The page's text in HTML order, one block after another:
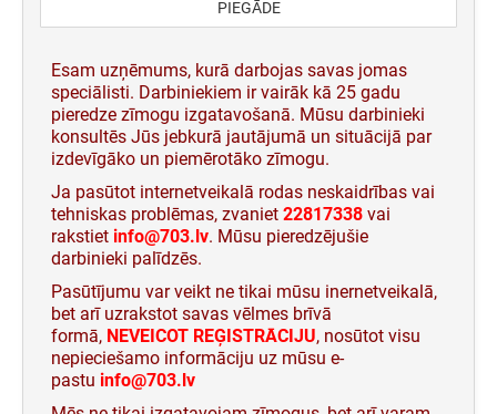
NUMERATORI PROFESSIONAL LINE
NUMERATORI UN DATUMA ZĪMOGI
CLASSIC LINE
DATUMA ZĪMOGIEM
ZĪMOGA GUMIJAS KLIŠEJA PROFESSIONAL
LINE DATUMA ZĪMOGIEM
MAIŅAS SPILVENTIŅI TRODAT
PROFESSIONAL SĒRIJAI
TINTE ZĪMOGU UZPILDĪŠANAI
ZĪMOGU TINTES SPILVENTIŅI
TYPOMATIC LINE PIEDERUMI
PIEGĀDE
Esam uzņēmums, kurā darbojas savas jomas
speciālisti. Darbiniekiem ir vairāk kā 25 gadu
pieredze zīmogu izgatavošanā. Mūsu darbinieki
konsultēs Jūs jebkurā jautājumā un situācijā par
izdevīgāko un piemērotāko zīmogu.
Ja pasūtot internetveikalā rodas neskaidrības vai
tehniskas problēmas, zvaniet 22817338 vai
rakstiet info@703.lv. Mūsu pieredzējušie
darbinieki palīdzēs.
Pasūtījumu var veikt ne tikai mūsu inernetveikalā,
bet arī uzrakstot savas vēlmes brīvā
formā, NEVEICOT REĢISTRĀCIJU, nosūtot visu
nepieciešamo informāciju uz mūsu e-
pastu info@703.lv